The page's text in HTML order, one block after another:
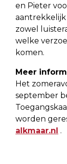
en Pieter
zowel
welke
komen.
Meer
Het
september
worden
alkmaar.nl .